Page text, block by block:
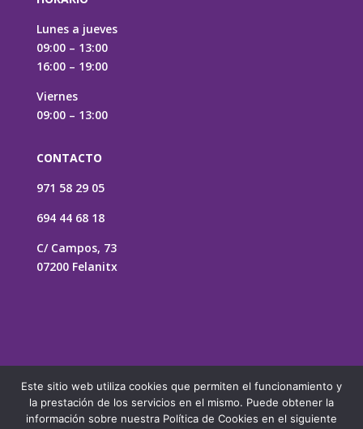
Lunes a jueves
09:00 – 13:00
16:00 – 19:00
Viernes
09:00 – 13:00
CONTACTO
971 58 29 05
694 44 68 18
C/ Campos, 73
07200 Felanitx
Este sitio web utiliza cookies que permiten el funcionamiento y
la prestación de los servicios en el mismo. Puede obtener la
información sobre nuestra Política de Cookies en el siguiente